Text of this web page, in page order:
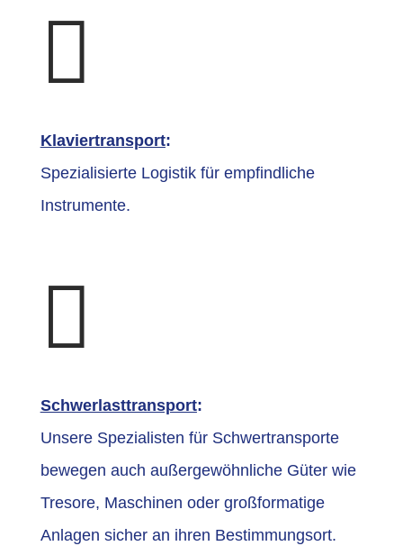

Klaviertransport:
Spezialisierte Logistik für empfindliche
Instrumente.

Schwerlasttransport:
Unsere Spezialisten für Schwertransporte
bewegen auch außergewöhnliche Güter wie
Tresore, Maschinen oder großformatige
Anlagen sicher an ihren Bestimmungsort.